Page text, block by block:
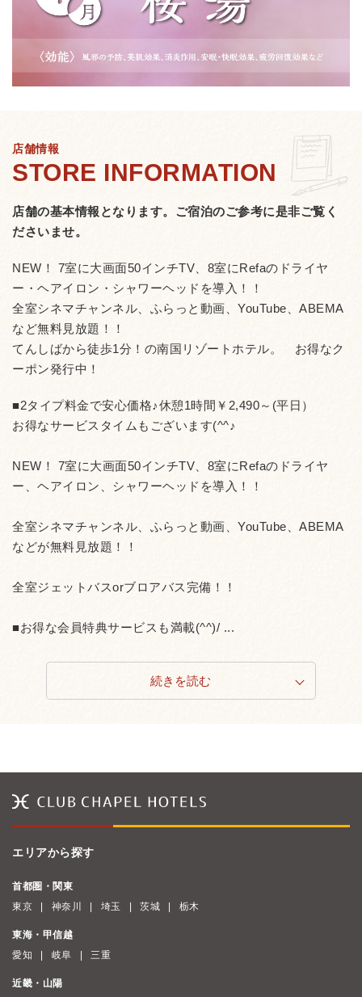
店舗情報
店舗の基本情報となります。 ご宿泊のご参考に是非ご覧く
ださいませ。
NEW！ 7室に大画面50インチTV、8室にRefaのドライヤ
ー・ヘアイロン・シャワーヘッドを導入！！
全室シネマチャンネル、ふらっと動画、YouTube、ABEMA
など無料見放題！！
てんしばから徒歩1分！の南国リゾートホテル。 お得なク
ーポン発行中！
■2タイプ料金で安心価格♪休憩1時間￥2,490～(平日）
お得なサービスタイムもございます(^^♪
NEW！ 7室に大画面50インチTV、8室にRefaのドライヤ
ー、ヘアイロン、シャワーヘッドを導入！！
全室シネマチャンネル、ふらっと動画、YouTube、ABEMA
などが無料見放題！！
全室ジェットバスorブロアバス完備！！
■お得な会員特典サービスも満載(^^)/ ...
続きを読む
エリアから探す
首都圏・関東
東京
神奈川 埼玉 茨城 栃木
東海・甲信越
愛知
岐阜 三重
近畿・山陽